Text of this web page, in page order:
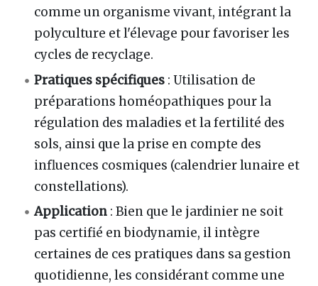
comme un organisme vivant, intégrant la
polyculture et l'élevage pour favoriser les
cycles de recyclage.
Pratiques spécifiques : Utilisation de
préparations homéopathiques pour la
régulation des maladies et la fertilité des
sols, ainsi que la prise en compte des
influences cosmiques (calendrier lunaire et
constellations).
Application : Bien que le jardinier ne soit
pas certifié en biodynamie, il intègre
certaines de ces pratiques dans sa gestion
quotidienne, les considérant comme une